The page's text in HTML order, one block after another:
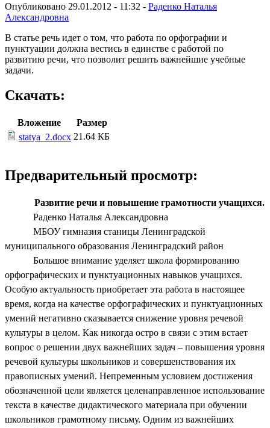
Опубликовано 29.01.2012 - 11:32 - Раденко Наталья
Александровна
В статье речь идет о том, что работа по орфографии и
пунктуации должна вестись в единстве с работой по
развитию речи, что позволит решить важнейшие учебные
задачи.
Скачать:
Вложение
Размер
statya_2.docx 21.64 КБ
Предварительный просмотр:
Развитие речи и повышение грамотности учащихся.
Раденко Наталья Александровна
МБОУ гимназия станицы Ленинградской
муниципального образования Ленинградский район
Большое внимание уделяет школа формированию
орфографических и пунктуационных навыков учащихся.
Особую актуальность приобретает эта работа в настоящее
время, когда на качестве орфографических и пунктуационных
умений негативно сказывается снижение уровня речевой
культуры в целом. Как никогда остро в связи с этим встает
вопрос о решении двух важнейших задач – повышения уровня
речевой культуры школьников и совершенствования их
правописных умений. Непременным условием достижения
обозначенной цели является целенаправленное использование
текста в качестве дидактического материала при обучении
школьников грамотному письму. Одним из важнейших